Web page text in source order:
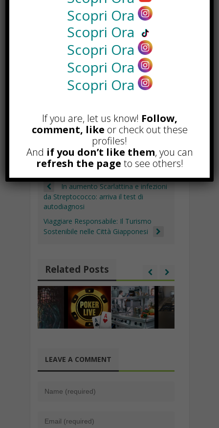
+39 011 6970046
ac
o
o
k
W
h
at
A
p
p
X T
el
e
a
m
Li
n
k
dI
n
c
h
at
m
l
C
o
y
Li
n
k
C
o
n
di
vi
di
In aumento Scarlattina e infezioni
da Streptococco: arriva il test di
autodiagnosi
Viaggiare Responsabile: Il Turismo
Sostenibile nelle Città Giapponesi
Related Posts
LEAVE A COMMENT
Scopri Ora
Scopri Ora
Scopri Ora
Scopri Ora
Scopri Ora
If you are, let us know! Follow,
comment, like or check out these
profiles!
And if you don’t like them, you can
refresh the page to see others!